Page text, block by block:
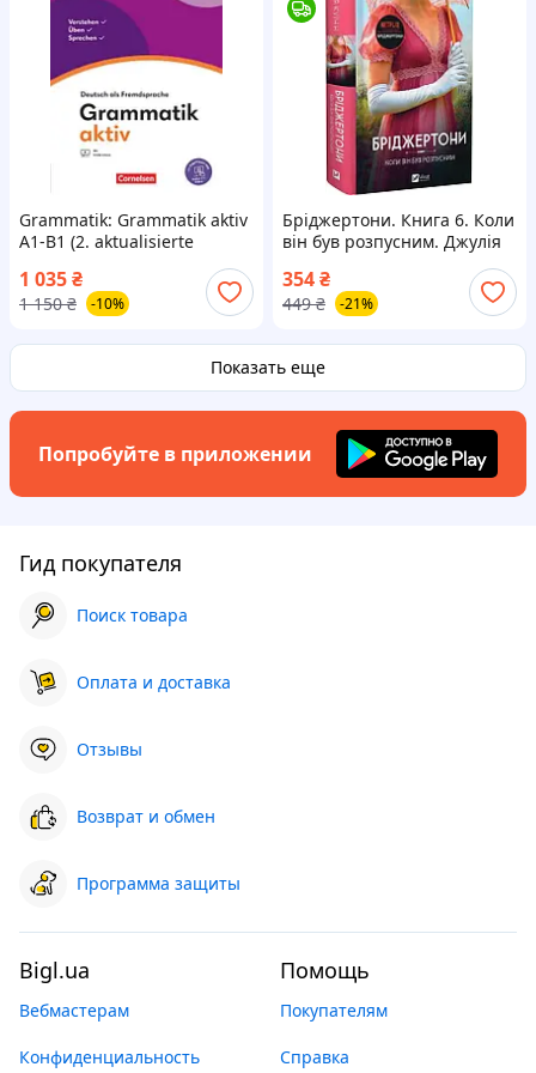
Grammatik: Grammatik aktiv
A1-B1 (2. aktualisierte
Ausgabe). Cornelsen / Книга
немецкой грамматики
1 035₴
1 150 ₴ -10%
Бріджертони. Книга 6. Коли
він був розпусним. Джулія
354₴
449 ₴ -21%
Показать еще
Попробуйте в приложении
Гид покупателя
Поиск товара
Оплата и доставка
Отзывы
Возврат и обмен
Программа защиты
Bigl.ua
Вебмастерам
Конфиденциальность
Помощь
Покупателям
Справка